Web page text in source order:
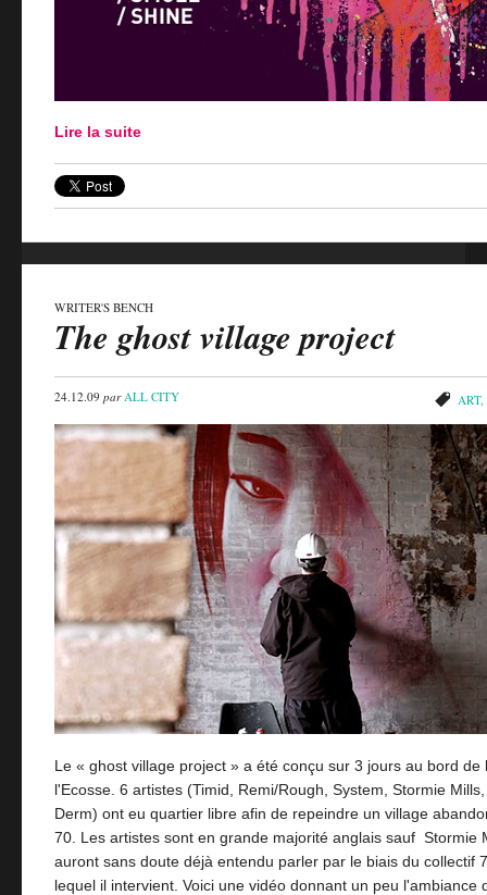
Lire la suite
WRITER'S BENCH
The ghost village project
24.12.09 par ALL CITY ART,
Le « ghost village project » a été conçu sur 3 jours au bord de
l'Ecosse. 6 artistes (Timid, Remi/Rough, System, Stormie
Derm) ont eu quartier libre afin de repeindre un village
70. Les artistes sont en grande majorité anglais sauf Stormie
auront sans doute déjà entendu parler par le biais du collectif
lequel il intervient. Voici une vidéo donnant un peu l'ambiance